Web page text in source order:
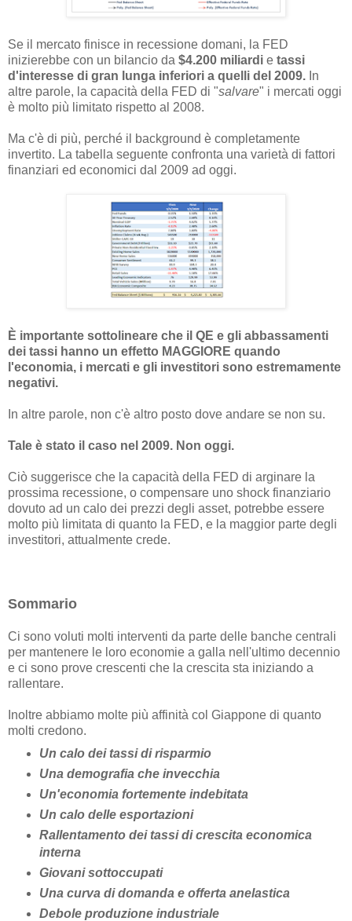
Se il mercato finisce in recessione domani, la FED
inizierebbe con un bilancio da $4.200 miliardi e tassi
d'interesse di gran lunga inferiori a quelli del 2009. In
altre parole, la capacità della FED di "salvare" i mercati oggi
è molto più limitato rispetto al 2008.
Ma c'è di più, perché il background è completamente
invertito. La tabella seguente confronta una varietà di fattori
finanziari ed economici dal 2009 ad oggi.
È importante sottolineare che il QE e gli abbassamenti
dei tassi hanno un effetto MAGGIORE quando
l'economia, i mercati e gli investitori sono estremamente
negativi.
In altre parole, non c'è altro posto dove andare se non su.
Tale è stato il caso nel 2009. Non oggi.
Ciò suggerisce che la capacità della FED di arginare la
prossima recessione, o compensare uno shock finanziario
dovuto ad un calo dei prezzi degli asset, potrebbe essere
molto più limitata di quanto la FED, e la maggior parte degli
investitori, attualmente crede.
Sommario
Ci sono voluti molti interventi da parte delle banche centrali
per mantenere le loro economie a galla nell'ultimo decennio
e ci sono prove crescenti che la crescita sta iniziando a
rallentare.
Inoltre abbiamo molte più affinità col Giappone di quanto
molti credono.
Un calo dei tassi di risparmio
Una demografia che invecchia
Un'economia fortemente indebitata
Un calo delle esportazioni
Rallentamento dei tassi di crescita economica
interna
Giovani sottoccupati
Una curva di domanda e offerta anelastica
Debole produzione industriale